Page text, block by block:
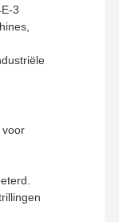
3
voor